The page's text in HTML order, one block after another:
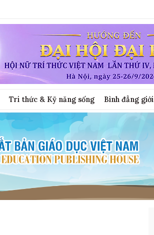
Tri thức & Kỹ năng sống Bình đẳng giới